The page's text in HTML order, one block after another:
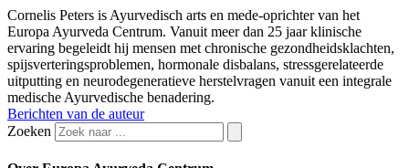
Cornelis Peters is Ayurvedisch arts en mede-oprichter van het
Europa Ayurveda Centrum. Vanuit meer dan 25 jaar klinische
ervaring begeleidt hij mensen met chronische gezondheidsklachten,
spijsverteringsproblemen, hormonale disbalans, stressgerelateerde
uitputting en neurodegeneratieve herstelvragen vanuit een integrale
medische Ayurvedische benadering.
Berichten van de auteur
Zoeken